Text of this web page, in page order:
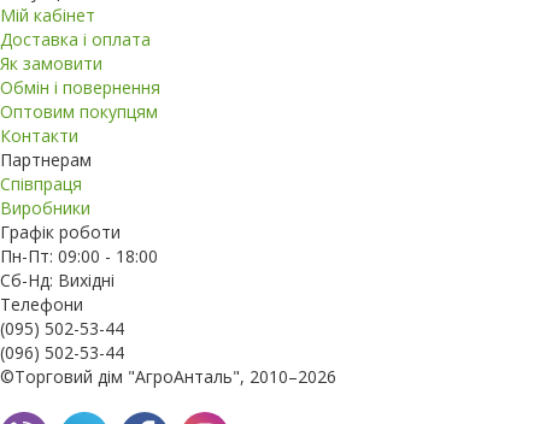
Мій кабінет
Доставка і оплата
Як замовити
Обмін і повернення
Оптовим покупцям
Контакти
Партнерам
Співпраця
Виробники
Графік роботи
Пн-Пт: 09:00 - 18:00
Сб-Нд: Вихідні
Телефони
(095) 502-53-44
(096) 502-53-44
©Торговий дім "АгроАнталь", 2010–2026